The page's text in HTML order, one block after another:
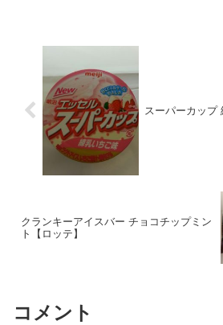
スーパーカップ
クランキーアイスバー チョコチップミン
ト【ロッテ】
コメント